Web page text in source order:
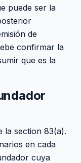
puede ser la
de
confirmar la
que es la
la section 83(a).
en cada
cuya